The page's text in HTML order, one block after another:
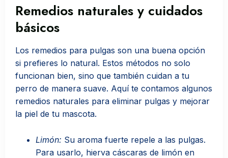
Remedios naturales y cuidados
básicos
Los remedios para pulgas son una buena opción
si prefieres lo natural. Estos métodos no solo
funcionan bien, sino que también cuidan a tu
perro de manera suave. Aquí te contamos algunos
remedios naturales para eliminar pulgas y mejorar
la piel de tu mascota.
Limón: Su aroma fuerte repele a las pulgas.
Para usarlo, hierva cáscaras de limón en